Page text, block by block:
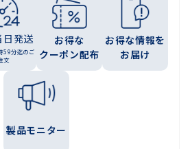
日発送
59分迄のご
文
お得な
クーポン配布
お得な情報を
お届け
製品モニター